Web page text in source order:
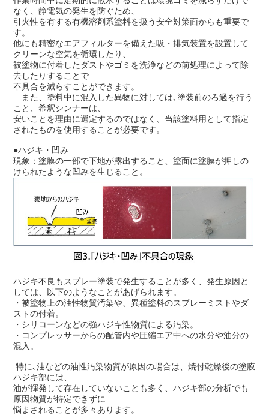
なく、静電気の発生を防ぐため、
引火性を有する有機溶剤系塗料を扱う安全対策面からも重要で
す。
他にも精密なエアフィルターを備えた吸・排気装置を設置して
クリーンな空気を循環したり、
被塗物に付着したダストやゴミを洗浄などの前処理によって除
去したりすることで
不具合を減らすことができます。
また、塗料中に混入した異物に対しては､塗装前のろ過を行う
こと、希釈シンナーは、
安いことを理由に選定するのではなく、 当該塗料用として指定
されたものを使用することが必要です。
●ハジキ・凹み
現象：塗膜の一部で下地が露出すること、塗面に塗膜が押しの
けられたような凹みを生じること。
ハジキ不良もスプレー塗装で発生することが多く、発生原因と
しては、以下のようなことがあげられます。
・被塗物上の油性物質汚染や、異種塗料のスプレーミストやダ
ストの付着。
・シリコーンなどの強ハジキ性物質による汚染。
・コンプレッサーからの配管内や圧縮エア中への水分や油分の
混入。
特に､油などの油性汚染物質が原因の場合は、焼付乾燥後の塗膜
ハジキ部には、
油が揮発して存在していないことも多く、ハジキ部の分析でも
原因物質が特定できずに
悩まされることが多々あります。